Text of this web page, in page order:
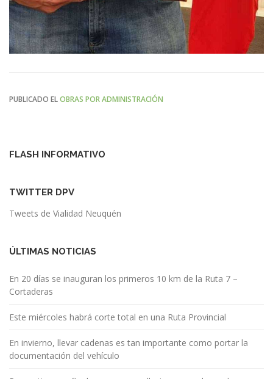
PUBLICADO ELOBRAS POR ADMINISTRACIÓN
FLASH INFORMATIVO
TWITTER DPV
Tweets de Vialidad Neuquén
ÚLTIMAS NOTICIAS
En 20 días se inauguran los primeros 10 km de la Ruta 7 –
Cortaderas
Este miércoles habrá corte total en una Ruta Provincial
En invierno, llevar cadenas es tan importante como portar la
documentación del vehículo